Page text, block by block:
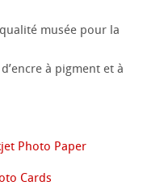
musée pour la
à pigment et à
Photo Paper
Cards